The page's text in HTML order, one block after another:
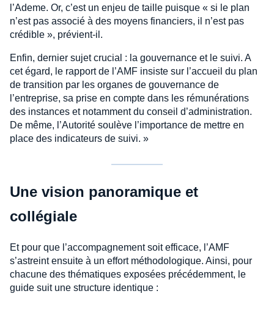
l’Ademe. Or, c’est un enjeu de taille puisque « si le plan
n’est pas associé à des moyens financiers, il n’est pas
crédible », prévient-il.
Enfin, dernier sujet crucial : la gouvernance et le suivi. A
cet égard, le rapport de l’AMF insiste sur l’accueil du plan
de transition par les organes de gouvernance de
l’entreprise, sa prise en compte dans les rémunérations
des instances et notamment du conseil d’administration.
De même, l’Autorité soulève l’importance de mettre en
place des indicateurs de suivi. »
Une vision panoramique et
collégiale
Et pour que l’accompagnement soit efficace, l’AMF
s’astreint ensuite à un effort méthodologique. Ainsi, pour
chacune des thématiques exposées précédemment, le
guide suit une structure identique :